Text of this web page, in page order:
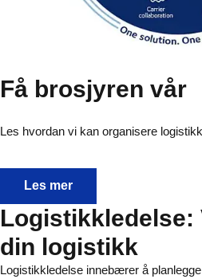
Få brosjyren vår
Les hvordan vi kan organisere
Få brosjyren vår
Les mer
Logistikkledelse:
din logistikk
Logistikkledelse innebærer å